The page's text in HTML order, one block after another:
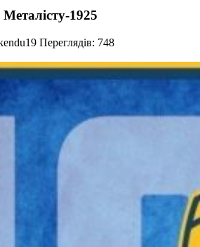
1925
Переглядів: 748